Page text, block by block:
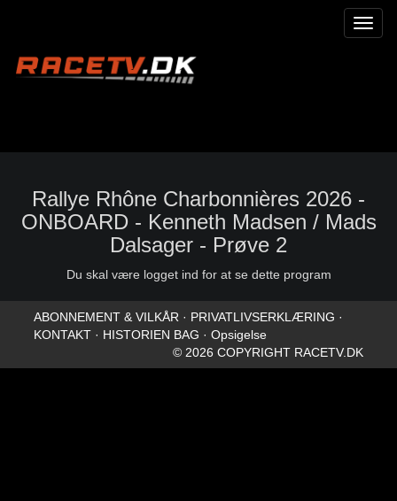
Rallye Rhône Charbonnières 2026 -
ONBOARD - Kenneth Madsen / Mads
Dalsager - Prøve 2
Du skal være logget ind for at se dette program
ABONNEMENT & VILKÅR · PRIVATLIVSERKLÆRING ·
KONTAKT · HISTORIEN BAG · Opsigelse
© 2026 COPYRIGHT RACETV.DK